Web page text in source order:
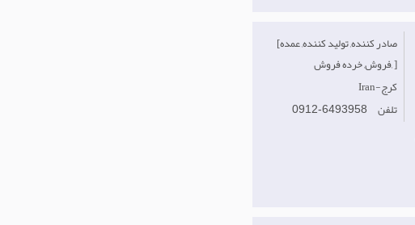
[صادر کننده, تولید کننده, عمده
فروش, خرده فروش, ]
Iran-کرج
0912-6493958 تلفن